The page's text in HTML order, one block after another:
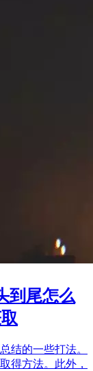
到尾怎么
结的一些打法。
得方法。此外，